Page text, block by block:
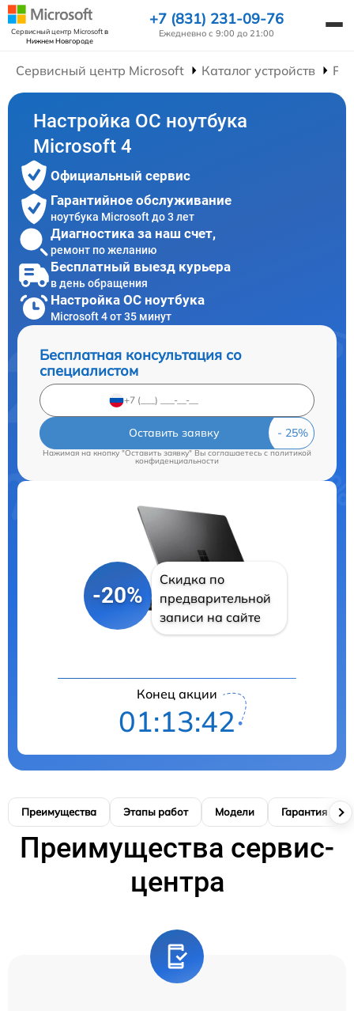
Сервисный центр Microsoftв
Нижнем Новгороде
+7 (831) 231-09-76
Ежедневно с 9:00 до 21:00
Сервисный центр Microsoft Каталог устройств
Настройка ОС ноутбука
Microsoft 4
Официальный сервис
Гарантийное обслуживание
ноутбука Microsoft до 3 лет
Диагностика за наш счет,
ремонт по желанию
Бесплатный выезд курьера
в день обращения
Настройка ОС ноутбука
Microsoft 4 от 35 минут
Бесплатная консультация со
специалистом
Оставить заявку
Нажимая на кнопку "Оставить заявку" Вы соглашаетесь cполитикой
конфиденциальности
-20%
Скидка по
предварительной
записи на сайте
Конец акции
01:13:42
Преимущества Этапы работ Модели Гарантия
Преимущества сервис-
центра